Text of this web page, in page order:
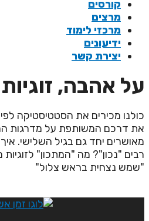
קורסים
מרצים
מרכזי לימוד
ידיעונים
יצירת קשר
אהבה, זוגיות
דרכם המשותפת על מדרגות
יחד גם בגיל השלישי. איך
"נכון"? מה "המתכון" לזוגיות
נצחית בראש צלול"